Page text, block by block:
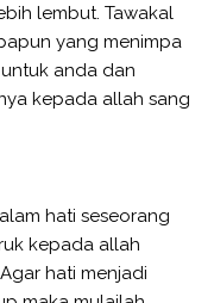
lembut. Tawakal
yang menimpa
anda dan
kepada allah sang
hati seseorang
kepada allah
hati menjadi